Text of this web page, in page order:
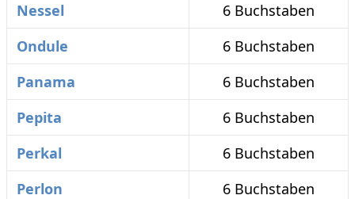
Nessel
6 Buchstaben
Ondule
6 Buchstaben
Panama
6 Buchstaben
Pepita
6 Buchstaben
Perkal
6 Buchstaben
Perlon
6 Buchstaben